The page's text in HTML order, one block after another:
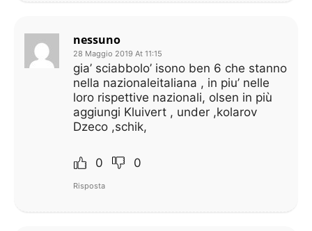
nessuno
28 Maggio 2019 At 11:15
gia’ sciabbolo’ isono ben 6 che stanno
nella nazionaleitaliana , in piu’ nelle
loro rispettive nazionali, olsen in più
aggiungi Kluivert , under ,kolarov
Dzeco ,schik,
0 0
Risposta